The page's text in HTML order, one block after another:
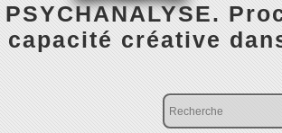
PSYCHANALYSE.
capacité créative